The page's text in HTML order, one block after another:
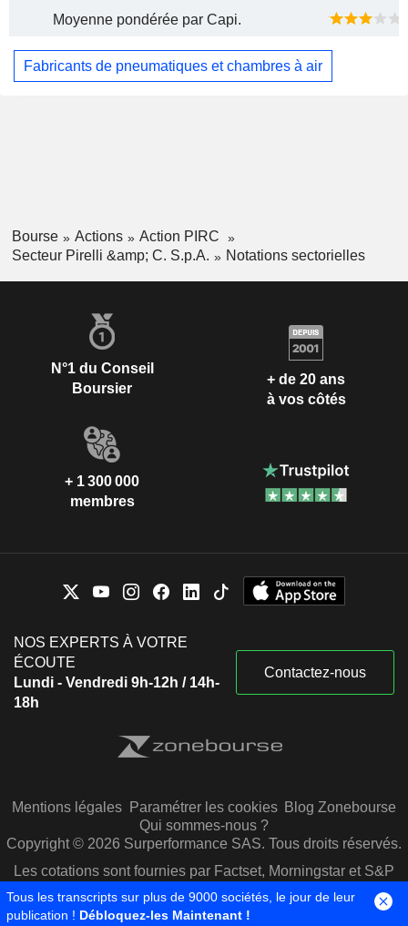
Moyenne pondérée par Capi.
Fabricants de pneumatiques et chambres à air
Bourse Actions
Action PIRC
Secteur Pirelli &amp; C. S.p.A.
Notations sectorielles
N°1 du Conseil
Boursier
+ de 20 ans
à vos côtés
+ 1 300 000
membres
NOS EXPERTS À VOTRE
ÉCOUTE
Lundi - Vendredi 9h-12h / 14h-
18h
Contactez-nous
Mentions légales Paramétrer les cookies Blog Zonebourse
Qui sommes-nous ?
Copyright © 2026 Surperformance SAS. Tous droits réservés.
Les cotations sont fournies par Factset, Morningstar et S&P
Capital IQ
Tous les transcripts sur plus de 9000 sociétés, le jour de leur
publication ! Débloquez-les Maintenant !